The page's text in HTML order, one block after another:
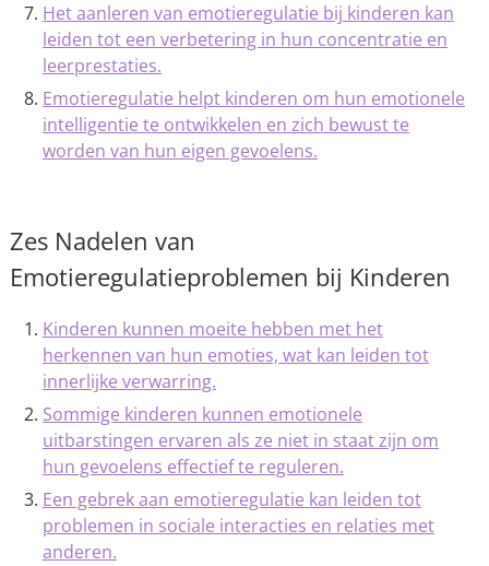
Het aanleren van emotieregulatie bij kinderen kan
leiden tot een verbetering in hun concentratie en
leerprestaties.
Emotieregulatie helpt kinderen om hun emotionele
intelligentie te ontwikkelen en zich bewust te
worden van hun eigen gevoelens.
Zes Nadelen van
Emotieregulatieproblemen bij Kinderen
Kinderen kunnen moeite hebben met het
herkennen van hun emoties, wat kan leiden tot
innerlijke verwarring.
Sommige kinderen kunnen emotionele
uitbarstingen ervaren als ze niet in staat zijn om
hun gevoelens effectief te reguleren.
Een gebrek aan emotieregulatie kan leiden tot
problemen in sociale interacties en relaties met
anderen.